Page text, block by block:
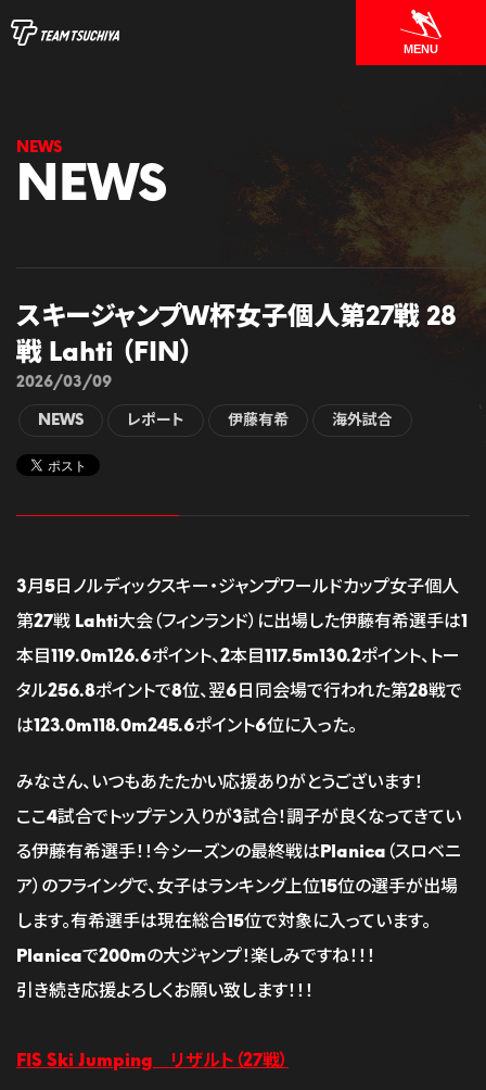
MENU
NEWS
スキージャンプW杯女子個人第27戦 28
戦 Lahti （FIN）
2026/03/09
NEWS レポート 伊藤有希 海外試合
3月5日ノルディックスキー・ジャンプワールドカップ女子個人
第27戦 Lahti大会（フィンランド）に出場した伊藤有希選手は1
本目119.0m126.6ポイント、2本目117.5m130.2ポイント、トー
タル256.8ポイントで8位、翌6日同会場で行われた第28戦で
は123.0m118.0m245.6ポイント6位に入った。
みなさん、いつもあたたかい応援ありがとうございます！
ここ4試合でトップテン入りが3試合！調子が良くなってきてい
る伊藤有希選手！！今シーズンの最終戦はPlanica（スロベニ
ア）のフライングで、女子はランキング上位15位の選手が出場
します。有希選手は現在総合15位で対象に入っています。
Planicaで200mの大ジャンプ！楽しみですね！！！
引き続き応援よろしくお願い致します！！！
FIS Ski Jumping リザルト（27戦）